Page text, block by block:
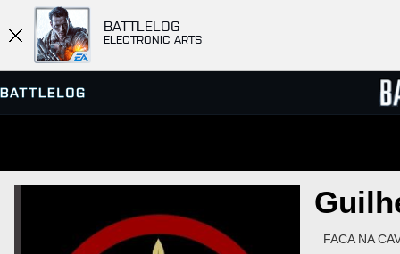
BATTLELOG
ELECTRONIC ARTS
SERVEURS
FACA NA